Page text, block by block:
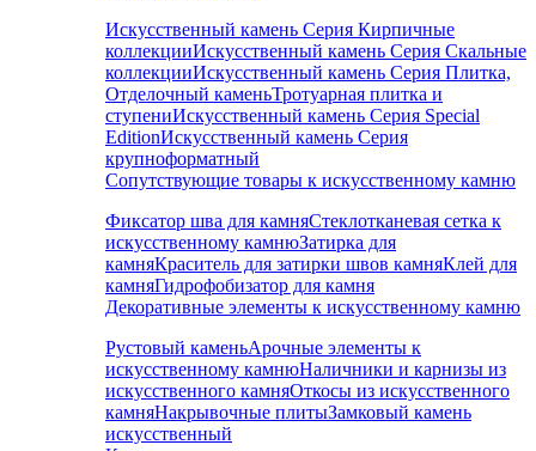
Искусственный камень Серия Кирпичные
коллекцииИскусственный камень Серия Скальные
коллекцииИскусственный камень Серия Плитка,
Отделочный каменьТротуарная плитка и
ступениИскусственный камень Серия Special
EditionИскусственный камень Серия
крупноформатный
Сопутствующие товары к искусственному камню
Фиксатор шва для камняСтеклотканевая сетка к
искусственному камнюЗатирка для
камняКраситель для затирки швов камняКлей для
камняГидрофобизатор для камня
Декоративные элементы к искусственному камню
Рустовый каменьАрочные элементы к
искусственному камнюНаличники и карнизы из
искусственного камняОткосы из искусственного
камняНакрывочные плитыЗамковый камень
искусственный